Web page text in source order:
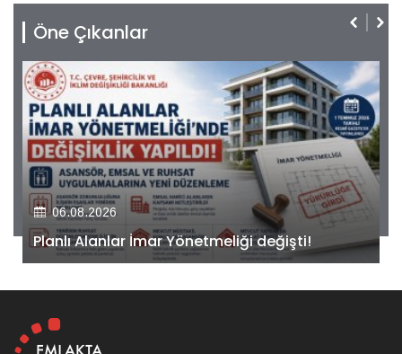
Öne Çıkanlar
06.08.2026
Kiler GYO’dan Pendik Dolayoba projesiyle ilgili
önemli adım!